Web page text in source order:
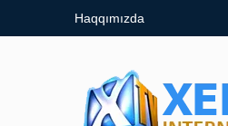
Haqqımızda